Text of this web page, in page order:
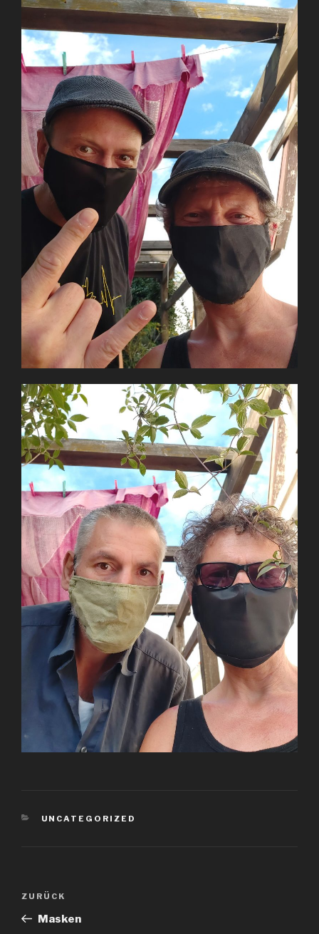
KATEGORIEN
UNCATEGORIZED
Beitragsnavigation
Vorheriger
Beitrag
ZURÜCK
Masken